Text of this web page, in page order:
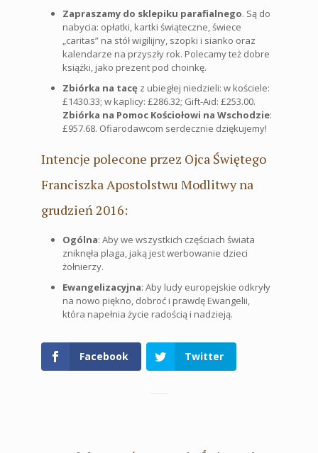
Zapraszamy do sklepiku parafialnego. Są do
nabycia: opłatki, kartki świąteczne, świece
„caritas” na stół wigilijny, szopki i sianko oraz
kalendarze na przyszły rok. Polecamy też dobre
książki, jako prezent pod choinkę.
Zbiórka na tacę z ubiegłej niedzieli: w kościele:
£1430.33; w kaplicy: £286.32; Gift-Aid: £253.00.
Zbiórka na Pomoc Kościołowi na Wschodzie:
£957.68. Ofiarodawcom serdecznie dziękujemy!
Intencje polecone przez Ojca Świętego
Franciszka Apostolstwu Modlitwy na
grudzień 2016:
Ogólna: Aby we wszystkich częściach świata
zniknęła plaga, jaką jest werbowanie dzieci
żołnierzy.
Ewangelizacyjna: Aby ludy europejskie odkryły
na nowo piękno, dobroć i prawdę Ewangelii,
która napełnia życie radością i nadzieją.
Facebook Twitter